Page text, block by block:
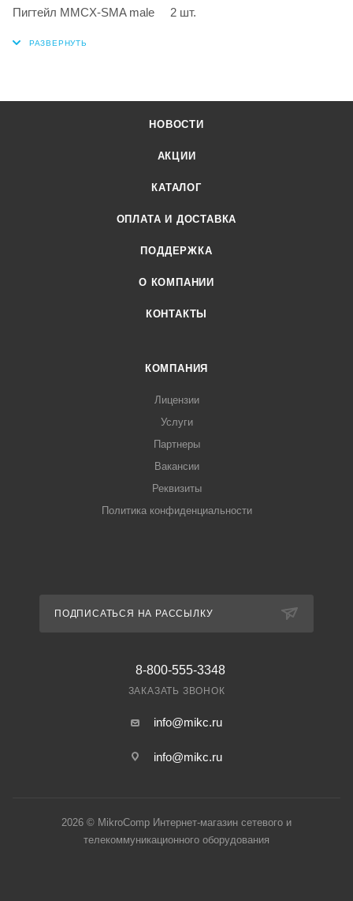
Пигтейл MMCX-SMA male 2 шт.
НОВОСТИ
АКЦИИ
КАТАЛОГ
ОПЛАТА И ДОСТАВКА
ПОДДЕРЖКА
О КОМПАНИИ
КОНТАКТЫ
КОМПАНИЯ
Лицензии
Услуги
Партнеры
Вакансии
Реквизиты
Политика конфиденциальности
ПОДПИСАТЬСЯ НА РАССЫЛКУ
8-800-555-3348
ЗАКАЗАТЬ ЗВОНОК
info@mikc.ru
info@mikc.ru
2026 © MikroComp Интернет-магазин сетевого и
телекоммуникационного оборудования